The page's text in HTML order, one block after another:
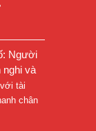
Người
nghi và
tài
chân